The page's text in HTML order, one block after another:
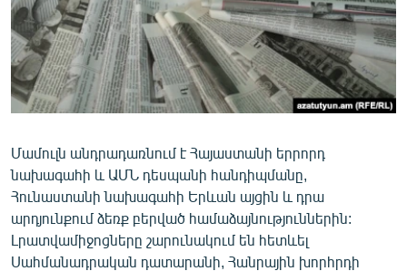
ՄԻՋԱԶԳԱՅԻՆ
ՄՇԱԿՈՒՅԹ
ՍՊՈՐՏ
ՄԵԿՆԱԲԱՆՈՒԹՅՈՒՆ
ՏՏ ԵՒ ԻՆՏԵՐՆԵՏ
ԿՈՐՈՆԱՎԻՐՈՒՍ
ԱՐԽԻՎ
ՏԵՍԱՆՅՈՒԹԵՐ
Մամուլն անդրադառնում է Հայաստանի երրորդ
նախագահի և ԱՄՆ դեսպանի հանդիպմանը,
Հունաստանի նախագահի Երևան այցին և դրա
արդյունքում ձեռք բերված համաձայնություններին:
Լրատվամիջոցները շարունակում են հետևել
Սահմանադրական դատարանի, Հանրային խորհրդի